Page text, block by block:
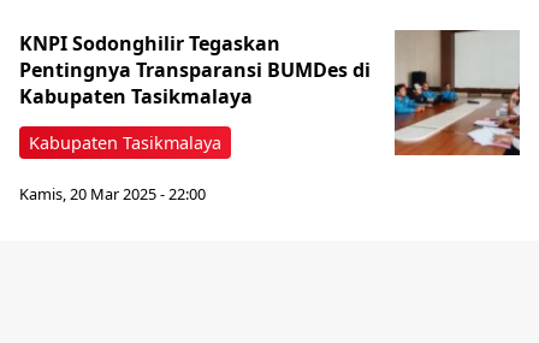
Kabupaten Tasikmalaya
KNPI Sodonghilir Tegaskan
Pentingnya Transparansi BUMDes di
Kabupaten Tasikmalaya
Kamis, 20 Mar 2025 - 22:00